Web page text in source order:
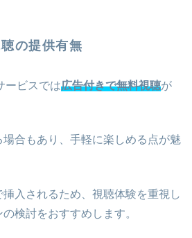
の提供有無
ービスでは広告付きで無料視聴が
合もあり、手軽に楽しめる点が魅
入されるため、視聴体験を重視し
検討をおすすめします。